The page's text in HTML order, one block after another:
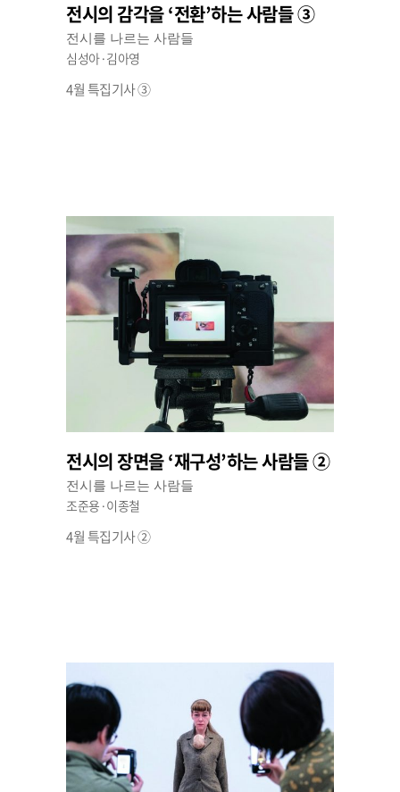
전시의 감각을 ‘전환’하는 사람들 ③
전시를 나르는 사람들
심성아·김아영
4월 특집기사 ③
전시의 장면을 ‘재구성’하는 사람들 ②
전시를 나르는 사람들
조준용·이종철
4월 특집기사 ②